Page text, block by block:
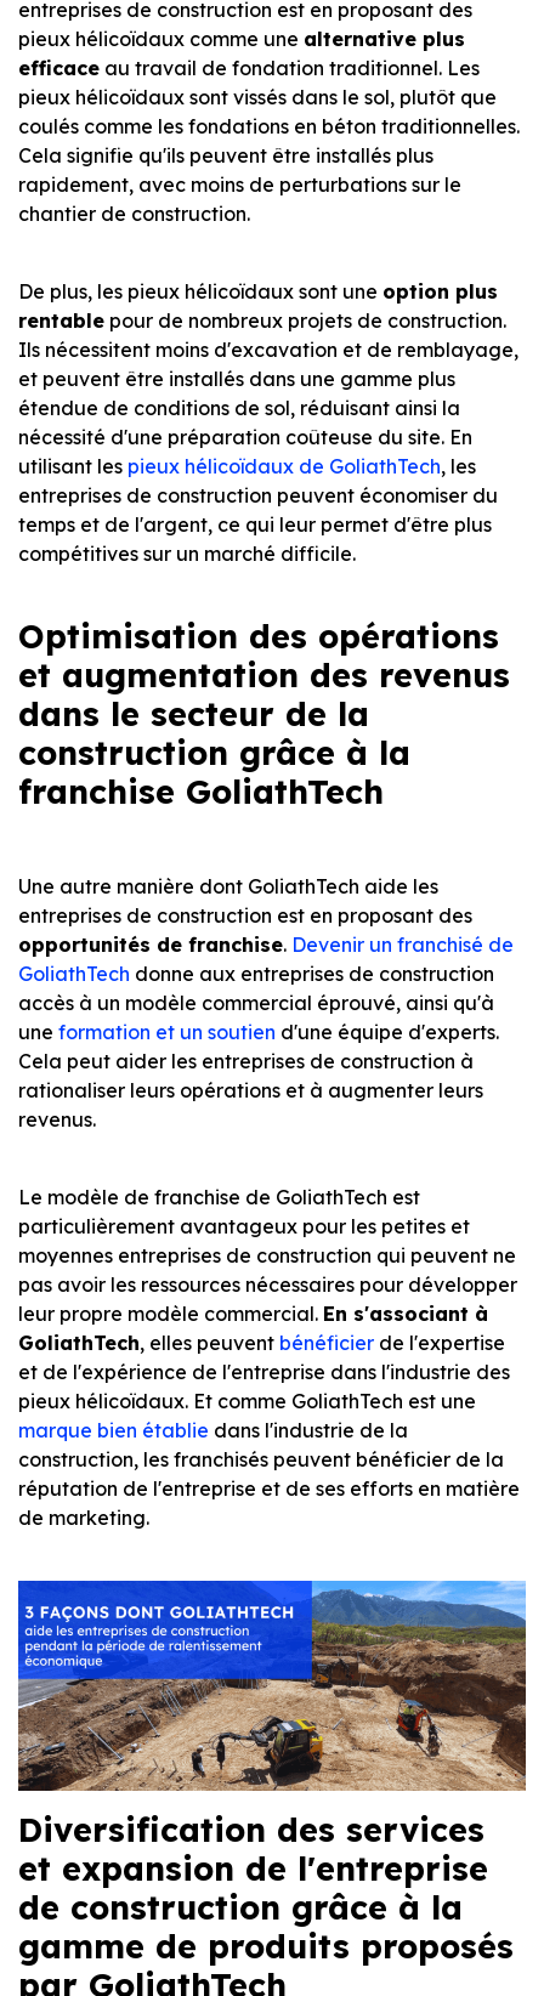
entreprises de construction est en proposant des
pieux hélicoïdaux comme une alternative plus
efficace au travail de fondation traditionnel. Les
pieux hélicoïdaux sont vissés dans le sol, plutôt que
coulés comme les fondations en béton traditionnelles.
Cela signifie qu'ils peuvent être installés plus
rapidement, avec moins de perturbations sur le
chantier de construction.
De plus, les pieux hélicoïdaux sont une option plus
rentable pour de nombreux projets de construction.
Ils nécessitent moins d'excavation et de remblayage,
et peuvent être installés dans une gamme plus
étendue de conditions de sol, réduisant ainsi la
nécessité d'une préparation coûteuse du site. En
utilisant les pieux hélicoïdaux de GoliathTech, les
entreprises de construction peuvent économiser du
temps et de l'argent, ce qui leur permet d'être plus
compétitives sur un marché difficile.
Optimisation des opérations
et augmentation des revenus
dans le secteur de la
construction grâce à la
franchise GoliathTech
Une autre manière dont GoliathTech aide les
entreprises de construction est en proposant des
opportunités de franchise. Devenir un franchisé de
GoliathTech donne aux entreprises de construction
accès à un modèle commercial éprouvé, ainsi qu'à
une formation et un soutien d'une équipe d'experts.
Cela peut aider les entreprises de construction à
rationaliser leurs opérations et à augmenter leurs
revenus.
Le modèle de franchise de GoliathTech est
particulièrement avantageux pour les petites et
moyennes entreprises de construction qui peuvent ne
pas avoir les ressources nécessaires pour développer
leur propre modèle commercial. En s'associant à
GoliathTech, elles peuvent bénéficier de l'expertise
et de l'expérience de l'entreprise dans l'industrie des
pieux hélicoïdaux. Et comme GoliathTech est une
marque bien établie dans l'industrie de la
construction, les franchisés peuvent bénéficier de la
réputation de l'entreprise et de ses efforts en matière
de marketing.
Diversification des services
et expansion de l'entreprise
de construction grâce à la
gamme de produits proposés
par GoliathTech